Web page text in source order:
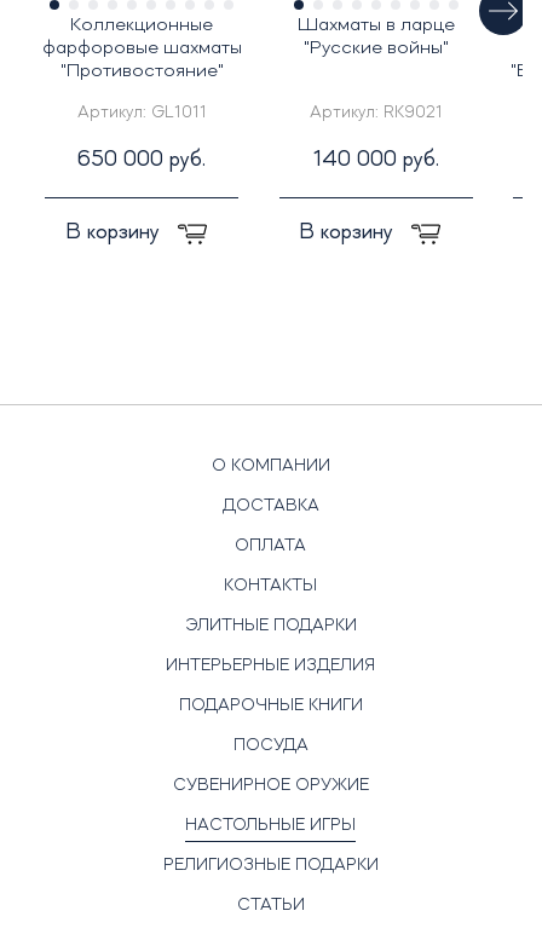
Коллекционные
фарфоровые шахматы
"Противостояние"
Артикул: GL1011
650 000 руб.
В корзину
Шахматы в ларце
"Русские войны"
Артикул: RK9021
140 000 руб.
В корзину
О КОМПАНИИ
ДОСТАВКА
ОПЛАТА
КОНТАКТЫ
ЭЛИТНЫЕ ПОДАРКИ
ИНТЕРЬЕРНЫЕ ИЗДЕЛИЯ
ПОДАРОЧНЫЕ КНИГИ
ПОСУДА
СУВЕНИРНОЕ ОРУЖИЕ
НАСТОЛЬНЫЕ ИГРЫ
РЕЛИГИОЗНЫЕ ПОДАРКИ
СТАТЬИ